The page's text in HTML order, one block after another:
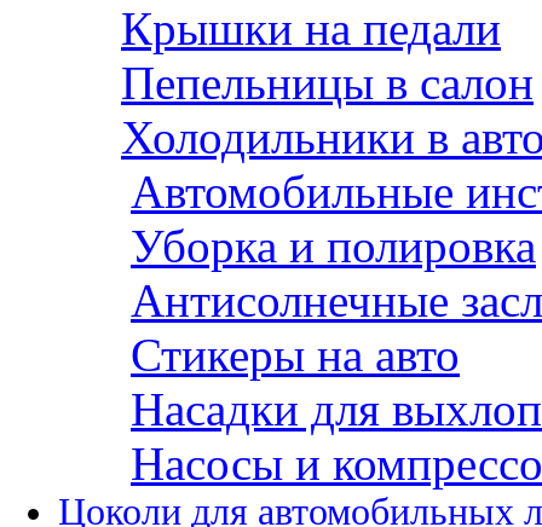
Крышки на педали
Пепельницы в салон
Холодильники в
Автомобильные
Уборка и полировка
Антисолнечные
Стикеры на авто
Насадки для
Насосы и
Цоколи для автомобильных